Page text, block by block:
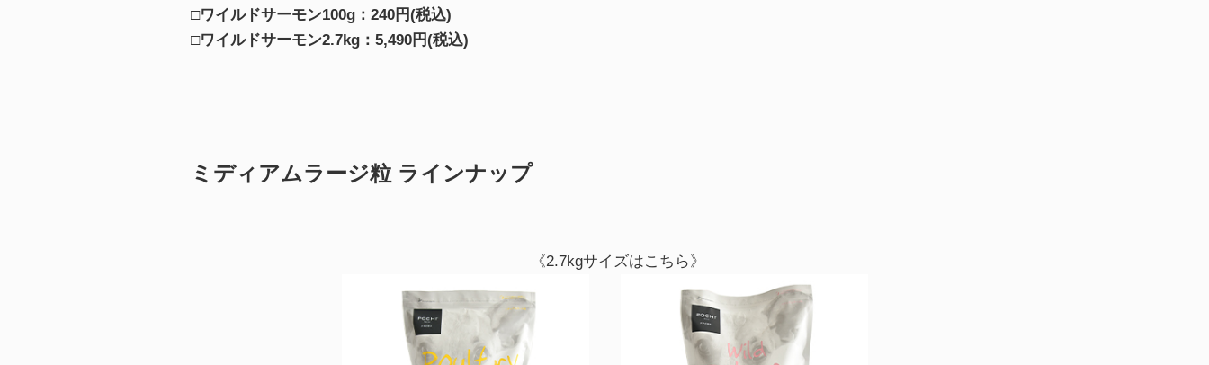
□ワイルドサーモン100g：240円(税込)
□ワイルドサーモン2.7kg：5,490円(税込)
ミディアムラージ粒 ラインナップ
《2.7kgサイズはこちら》